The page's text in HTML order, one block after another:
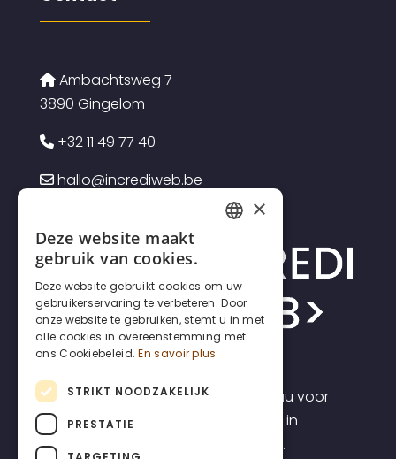
Ambachtsweg 7
3890 Gingelom
+32 11 49 77 40
hallo@incrediweb.be
Incrediweb is een webdesign bureau voor
zelfstandigen en kmo's. Wij geloven in
transparantie en voorspelbaarheid.
DUTCH
ENGLISH
×
Deze website maakt
gebruik van cookies.
Deze website gebruikt cookies om uw
gebruikerservaring te verbeteren. Door
onze website te gebruiken, stemt u in met
alle cookies in overeenstemming met
ons Cookiebeleid. En savoir plus
STRIKT NOODZAKELIJK
PRESTATIE